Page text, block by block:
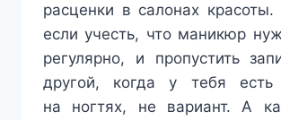
расценки в салонах красоты.
если учесть, что маникюр
регулярно, и пропустить
другой, когда у тебя есть
на ногтях, не вариант. А